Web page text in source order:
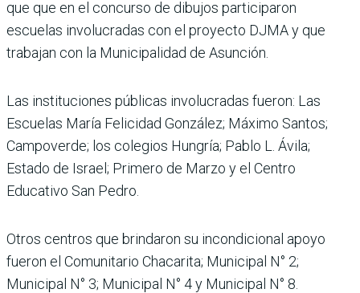
que que en el concurso de dibujos participaron
escuelas involucradas con el proyecto DJMA y que
trabajan con la Municipalidad de Asunción.
Las instituciones públicas involucradas fueron: Las
Escuelas María Felicidad González; Máximo Santos;
Campoverde; los colegios Hungría; Pablo L. Ávila;
Estado de Israel; Primero de Marzo y el Centro
Educativo San Pedro.
Otros centros que brindaron su incondicional apoyo
fueron el Comunitario Chacarita; Municipal N° 2;
Municipal N° 3; Municipal N° 4 y Municipal N° 8.